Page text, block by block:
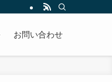
お問い合わせ